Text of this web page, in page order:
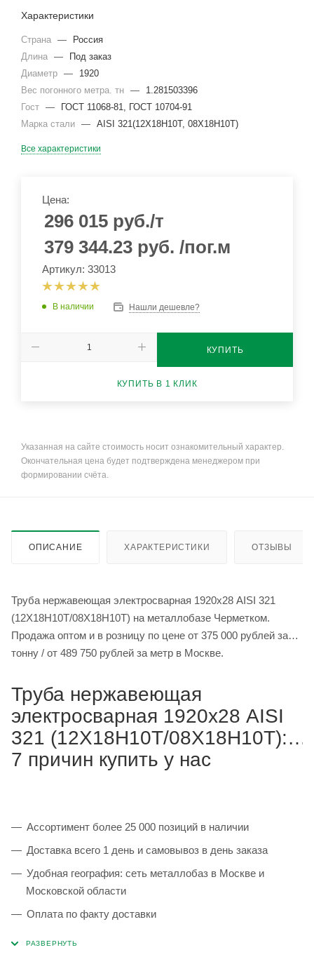
Характеристики
Страна —
Россия
Длина —
Под заказ
Диаметр —
1920
Вес погонного метра. тн —
1.281503396
Гост —
ГОСТ 11068-81, ГОСТ 10704-91
Марка стали — AISI 321(12Х18Н10Т, 08Х18Н10Т)
Все характеристики
Цена:
296 015 руб./т
379 344.23 руб. /пог.м
Артикул: 33013
В наличии Нашли дешевле?
КУПИТЬ
КУПИТЬ В 1 КЛИК
Указанная на сайте стоимость носит ознакомительный характер.
Окончательная цена будет подтверждена менеджером при
формировании счёта.
ОПИСАНИЕ ХАРАКТЕРИСТИКИ ОТЗЫВЫ
Труба нержавеющая электросварная 1920х28 AISI 321
(12Х18Н10Т/08Х18Н10Т) на металлобазе Черметком.
Продажа оптом и в розницу по цене от 375 000 рублей за
тонну / от 489 750 рублей за метр в Москве.
Труба нержавеющая
электросварная 1920х28 AISI
321 (12Х18Н10Т/08Х18Н10Т):
7 причин купить у нас
Ассортимент более 25 000 позиций в наличии
Доставка всего 1 день и самовывоз в день заказа
Удобная география: сеть металлобаз в Москве и
Московской области
Оплата по факту доставки